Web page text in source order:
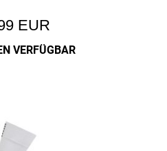
EUR
VERFÜGBAR